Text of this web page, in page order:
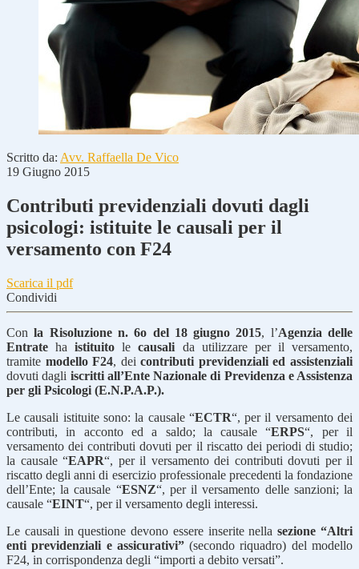
Scritto da: Avv. Raffaella De Vico
19 Giugno 2015
Contributi previdenziali dovuti dagli
psicologi: istituite le causali per il
versamento con F24
Scarica il pdf
Condividi
Conla Risoluzione n. 6o del 18 giugno 2015, l’Agenzia delle
Entrate haistituito lecausali da utilizzare per il versamento,
tramite modello F24, deicontributi previdenziali ed assistenziali
dovuti dagli iscritti all’Ente Nazionale di Previdenza e Assistenza
per gli Psicologi (E.N.P.A.P.).
Le causali istituite sono: la causale “ECTR“, per il versamento dei
contributi, in acconto ed a saldo; la causale “ERPS“, per il
versamento dei contributi dovuti per il riscatto dei periodi di studio;
la causale “EAPR“, per il versamento dei contributi dovuti per il
riscatto degli anni di esercizio professionale precedenti la fondazione
dell’Ente; la causale “ESNZ“, per il versamento delle sanzioni; la
causale “EINT“, per il versamento degli interessi.
Le causali in questione devono essere inserite nellasezione “Altri
enti previdenziali e assicurativi”(secondo riquadro) del modello
F24, in corrispondenza degli “importi a debito versati”.